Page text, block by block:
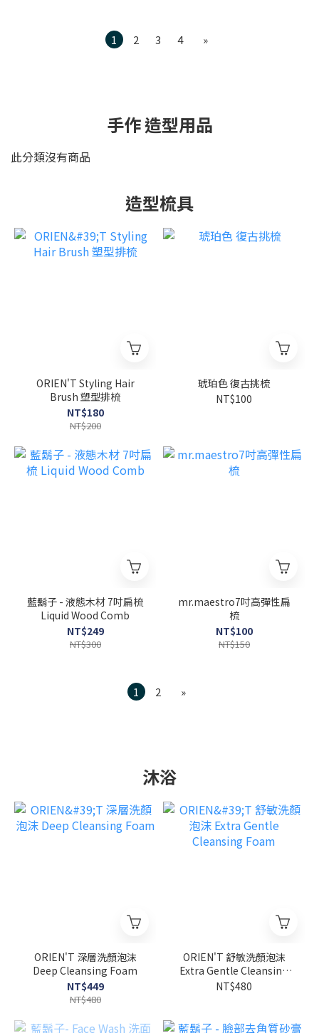
1 2 3 4 »
手作 造型用品
此分類沒有商品
造型梳具
ORIEN'T Styling Hair
Brush 塑型排梳
NT$180
NT$200
琥珀色 復古挑梳
NT$100
藍鬍子 - 液態木材 7吋扁梳
Liquid Wood Comb
NT$249
NT$300
mr.maestro7吋高彈性扁
梳
NT$100
NT$150
1 2 »
沐浴
ORIEN'T 深層洗顏泡沫
Deep Cleansing Foam
NT$449
NT$480
ORIEN'T 舒敏洗顏泡沫
Extra Gentle Cleansing
Foam
NT$480